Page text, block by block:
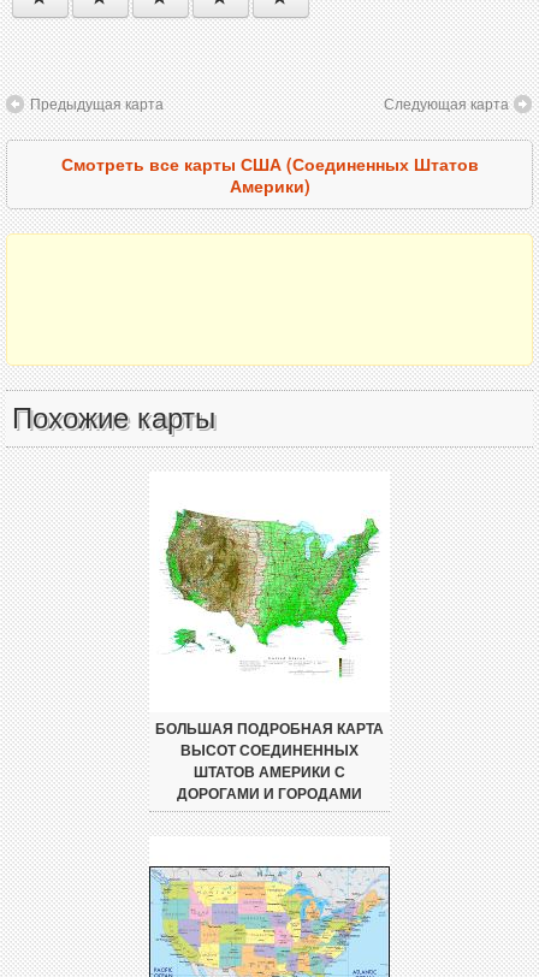
Предыдущая карта Следующая карта
Смотреть все карты США (Соединенных Штатов
Америки)
Похожие карты
БОЛЬШАЯ ПОДРОБНАЯ КАРТА
ВЫСОТ СОЕДИНЕННЫХ
ШТАТОВ АМЕРИКИ С
ДОРОГАМИ И ГОРОДАМИ